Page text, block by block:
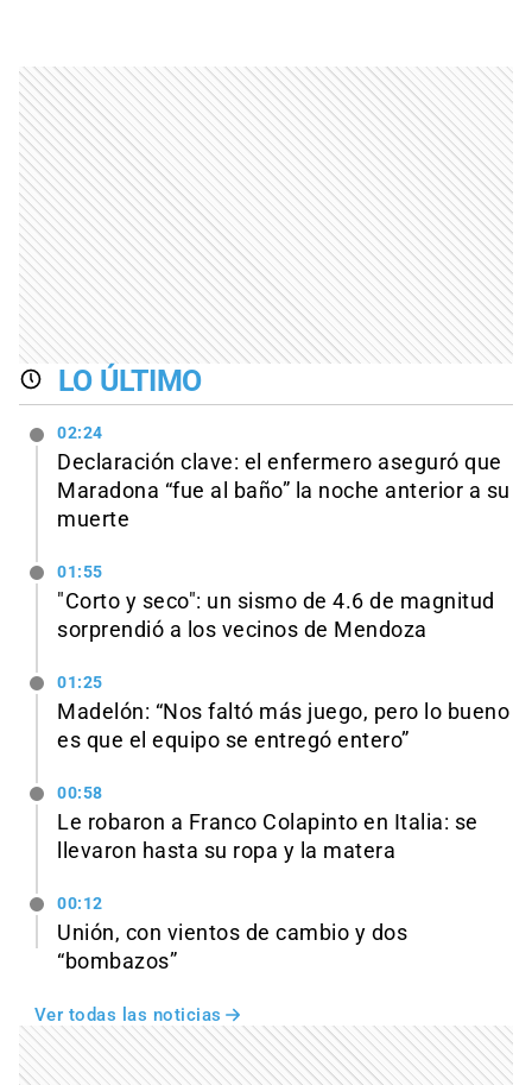
LO ÚLTIMO
02:24
Declaración clave: el enfermero aseguró que
Maradona “fue al baño” la noche anterior a su
muerte
01:55
"Corto y seco": un sismo de 4.6 de magnitud
sorprendió a los vecinos de Mendoza
01:25
Madelón: “Nos faltó más juego, pero lo bueno
es que el equipo se entregó entero”
00:58
Le robaron a Franco Colapinto en Italia: se
llevaron hasta su ropa y la matera
00:12
Unión, con vientos de cambio y dos
“bombazos”
Ver todas las noticias